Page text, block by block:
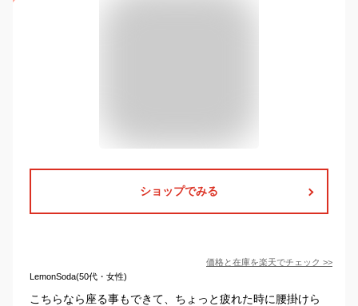
ショップでみる
価格と在庫を楽天でチェック >>
LemonSoda(50代・女性)
こちらなら座る事もできて、ちょっと疲れた時に腰掛けら